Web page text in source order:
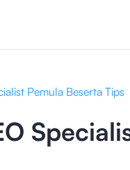
Pemula Beserta Tips